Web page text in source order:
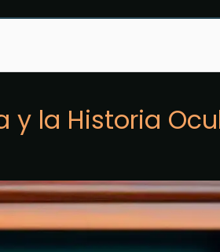
la Historia